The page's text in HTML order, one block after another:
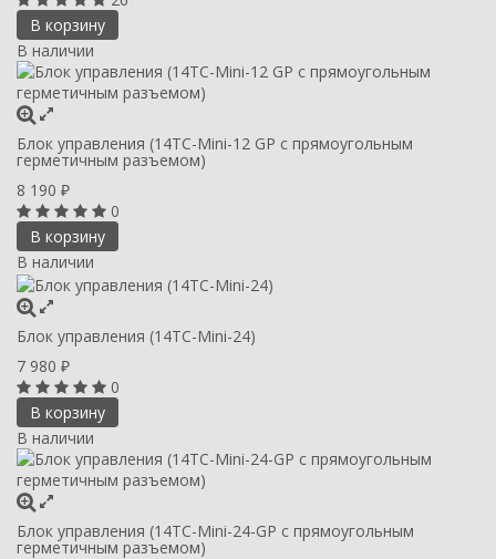
В корзину
В наличии
Блок управления (14ТС-Mini-12 GP c прямоугольным
герметичным разъемом)
8 190 ₽
0
В корзину
В наличии
Блок управления (14ТС-Mini-24)
7 980 ₽
0
В корзину
В наличии
Блок управления (14ТС-Mini-24-GP с прямоугольным
герметичным разъемом)